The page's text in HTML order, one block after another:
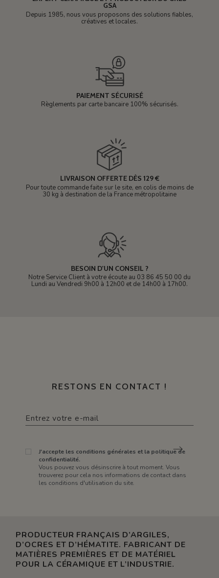
GSA
Depuis 1985, nous vous proposons des solutions fiables,
créatives et locales.
PAIEMENT SÉCURISÉ
Règlements par carte bancaire 100% sécurisés.
LIVRAISON OFFERTE DÈS 129 €
Pour toute commande faite sur le site, en colis de moins de
30 kg à destination de la France métropolitaine
BESOIN D'UN CONSEIL ?
Notre Service Client à votre écoute au 03 86 45 50 00 du
Lundi au Vendredi 9h00 à 12h00 et de 14h00 à 17h00.
RESTONS EN CONTACT !
J'accepte les conditions générales et la politique de
confidentialité.
Vous pouvez vous désinscrire à tout moment. Vous
trouverez pour cela nos informations de contact dans
les conditions d'utilisation du site.
PRODUCTEUR FRANÇAIS D’ARGILES,
D’OCRES ET D’HÉMATITE. FABRICANT DE
MATIÈRES PREMIÈRES ET DE MATÉRIEL
POUR LA CÉRAMIQUE ET L’INDUSTRIE.